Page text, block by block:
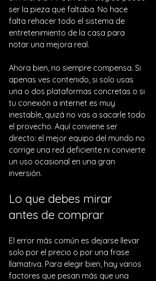
ser la pieza que faltaba. No hace
falta rehacer todo el sistema de
entretenimiento de la casa para
notar una mejora real.
Ahora bien, no siempre compensa. Si
apenas ves contenido, si solo usas
una o dos plataformas concretas o si
tu conexión a internet es muy
inestable, quizá no vas a sacarle todo
el provecho. Aquí conviene ser
directo: el mejor equipo del mundo no
corrige una red deficiente ni convierte
un uso ocasional en una gran
inversión.
Lo que debes mirar
antes de comprar
El error más común es dejarse llevar
solo por el precio o por una frase
llamativa. Para elegir bien, hay varios
factores que pesan más que una